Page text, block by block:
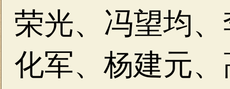
荣光、冯望均
化军、杨建元